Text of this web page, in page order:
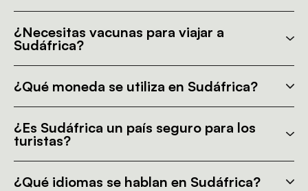
¿Necesitas vacunas para viajar a
Sudáfrica?
¿Qué moneda se utiliza en Sudáfrica?
¿Es Sudáfrica un país seguro para los
turistas?
¿Qué idiomas se hablan en Sudáfrica?